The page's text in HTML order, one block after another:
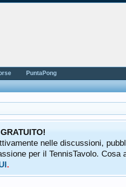
nelle discussioni,
per il TennisTavolo. Cosa
.
PuntaPong